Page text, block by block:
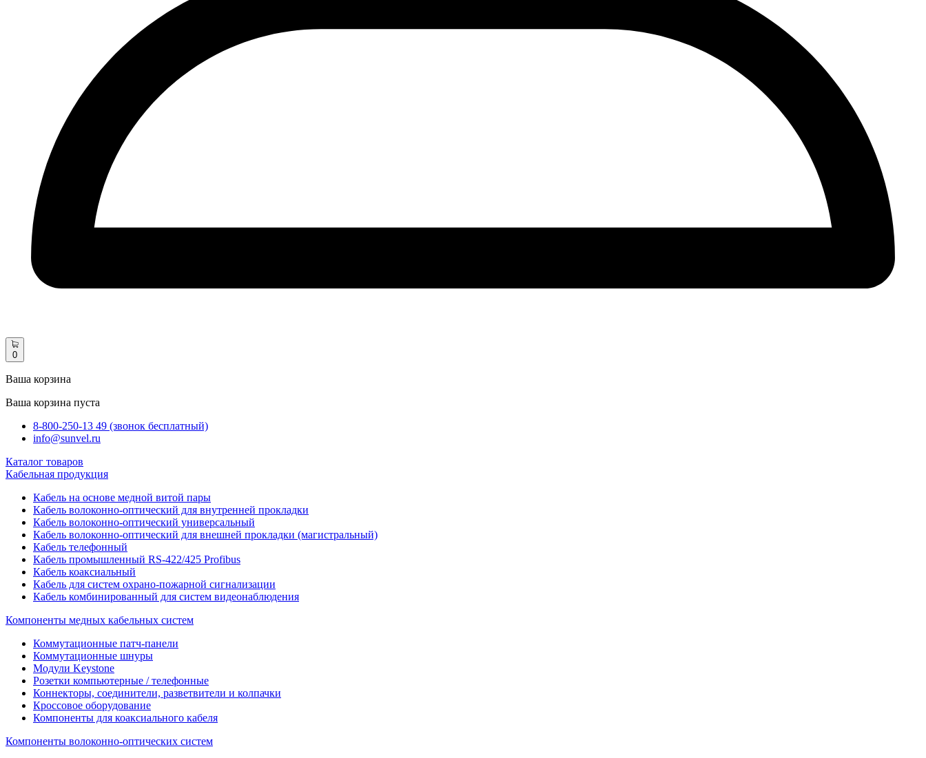
0
Ваша корзина
Ваша корзина пуста
8-800-250-13 49 (звонок бесплатный)
info@sunvel.ru
Каталог товаров
Кабельная продукция
Кабель на основе медной витой пары
Кабель волоконно-оптический для внутренней прокладки
Кабель волоконно-оптический универсальный
Кабель волоконно-оптический для внешней прокладки (магистральный)
Кабель телефонный
Кабель промышленный RS-422/425 Profibus
Кабель коаксиальный
Кабель для систем охрано-пожарной сигнализации
Кабель комбинированный для систем видеонаблюдения
Компоненты медных кабельных систем
Коммутационные патч-панели
Коммутационные шнуры
Модули Keystone
Розетки компьютерные / телефонные
Коннекторы, соединители, разветвители и колпачки
Кроссовое оборудование
Компоненты для коаксиального кабеля
Компоненты волоконно-оптических систем